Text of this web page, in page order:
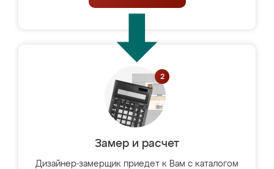
Замер и расчет
Дизайнер-замерщик приедет к Вам с каталогом